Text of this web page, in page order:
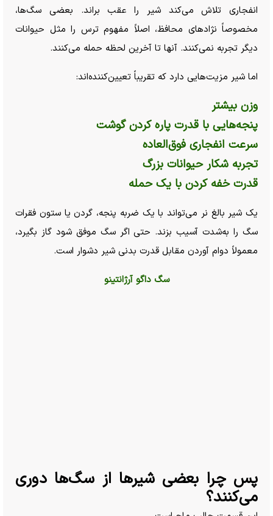
انفجاری تلاش می‌کند شیر را عقب براند. بعضی سگ‌ها،
مخصوصاً نژاد‌های محافظ، اصلاً مفهوم ترس را مثل حیوانات
دیگر تجربه نمی‌کنند. آنها تا آخرین لحظه حمله می‌کنند.
اما شیر مزیت‌هایی دارد که تقریباً تعیین‌کننده‌اند:
وزن بیشتر
پنجه‌هایی با قدرت پاره کردن گوشت
سرعت انفجاری فوق‌العاده
تجربه شکار حیوانات بزرگ
قدرت خفه کردن با یک حمله
یک شیر بالغ نر می‌تواند با یک ضربه پنجه، گردن یا ستون فقرات
سگ را به‌شدت آسیب بزند. حتی اگر سگ موفق شود گاز بگیرد،
معمولاً دوام آوردن مقابل قدرت بدنی شیر دشوار است.
سگ داگو آرژانتینو
پس چرا بعضی شیر‌ها از سگ‌ها دوری
می‌کنند؟